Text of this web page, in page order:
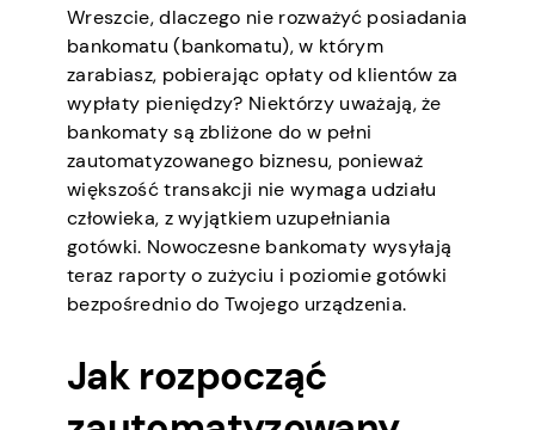
Wreszcie, dlaczego nie rozważyć posiadania
bankomatu (bankomatu), w którym
zarabiasz, pobierając opłaty od klientów za
wypłaty pieniędzy? Niektórzy uważają, że
bankomaty są zbliżone do w pełni
zautomatyzowanego biznesu, ponieważ
większość transakcji nie wymaga udziału
człowieka, z wyjątkiem uzupełniania
gotówki. Nowoczesne bankomaty wysyłają
teraz raporty o zużyciu i poziomie gotówki
bezpośrednio do Twojego urządzenia.
Jak rozpocząć